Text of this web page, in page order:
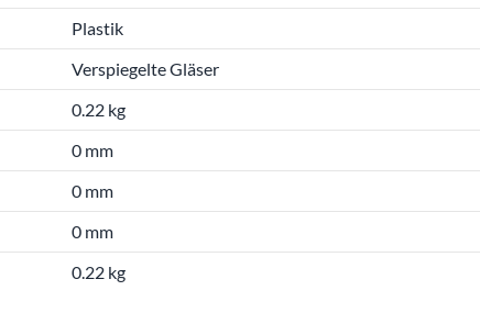
Plastik
Verspiegelte Gläser
0.22 kg
0 mm
0 mm
0 mm
0.22 kg